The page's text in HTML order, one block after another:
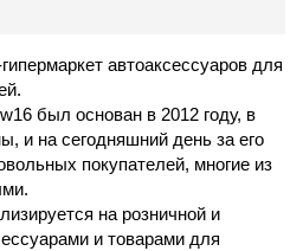
автоаксессуаров для
был основан в 2012 году, в
и на сегодняшний день за его
покупателей, многие из
на розничной и
и товарами для